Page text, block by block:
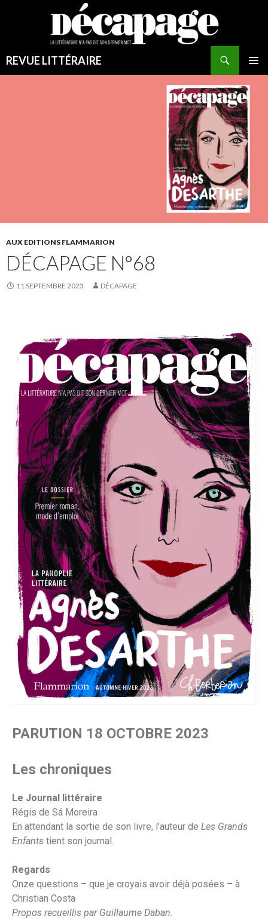
REVUE LITTÉRAIRE
AUX EDITIONS FLAMMARION
DÉCAPAGE N°68
11 SEPTEMBRE 2023 DÉCAPAGE
PARUTION 18 OCTOBRE 2023
Les chroniques
Le Journal littéraire
Régis de Sá Moreira
En attendant la sortie de son livre, l’auteur de Les Grands
Enfants tient son journal.
Regards
Onze questions – que je croyais avoir déjà posées – à
Christian Costa
Propos recueillis par Guillaume Daban.